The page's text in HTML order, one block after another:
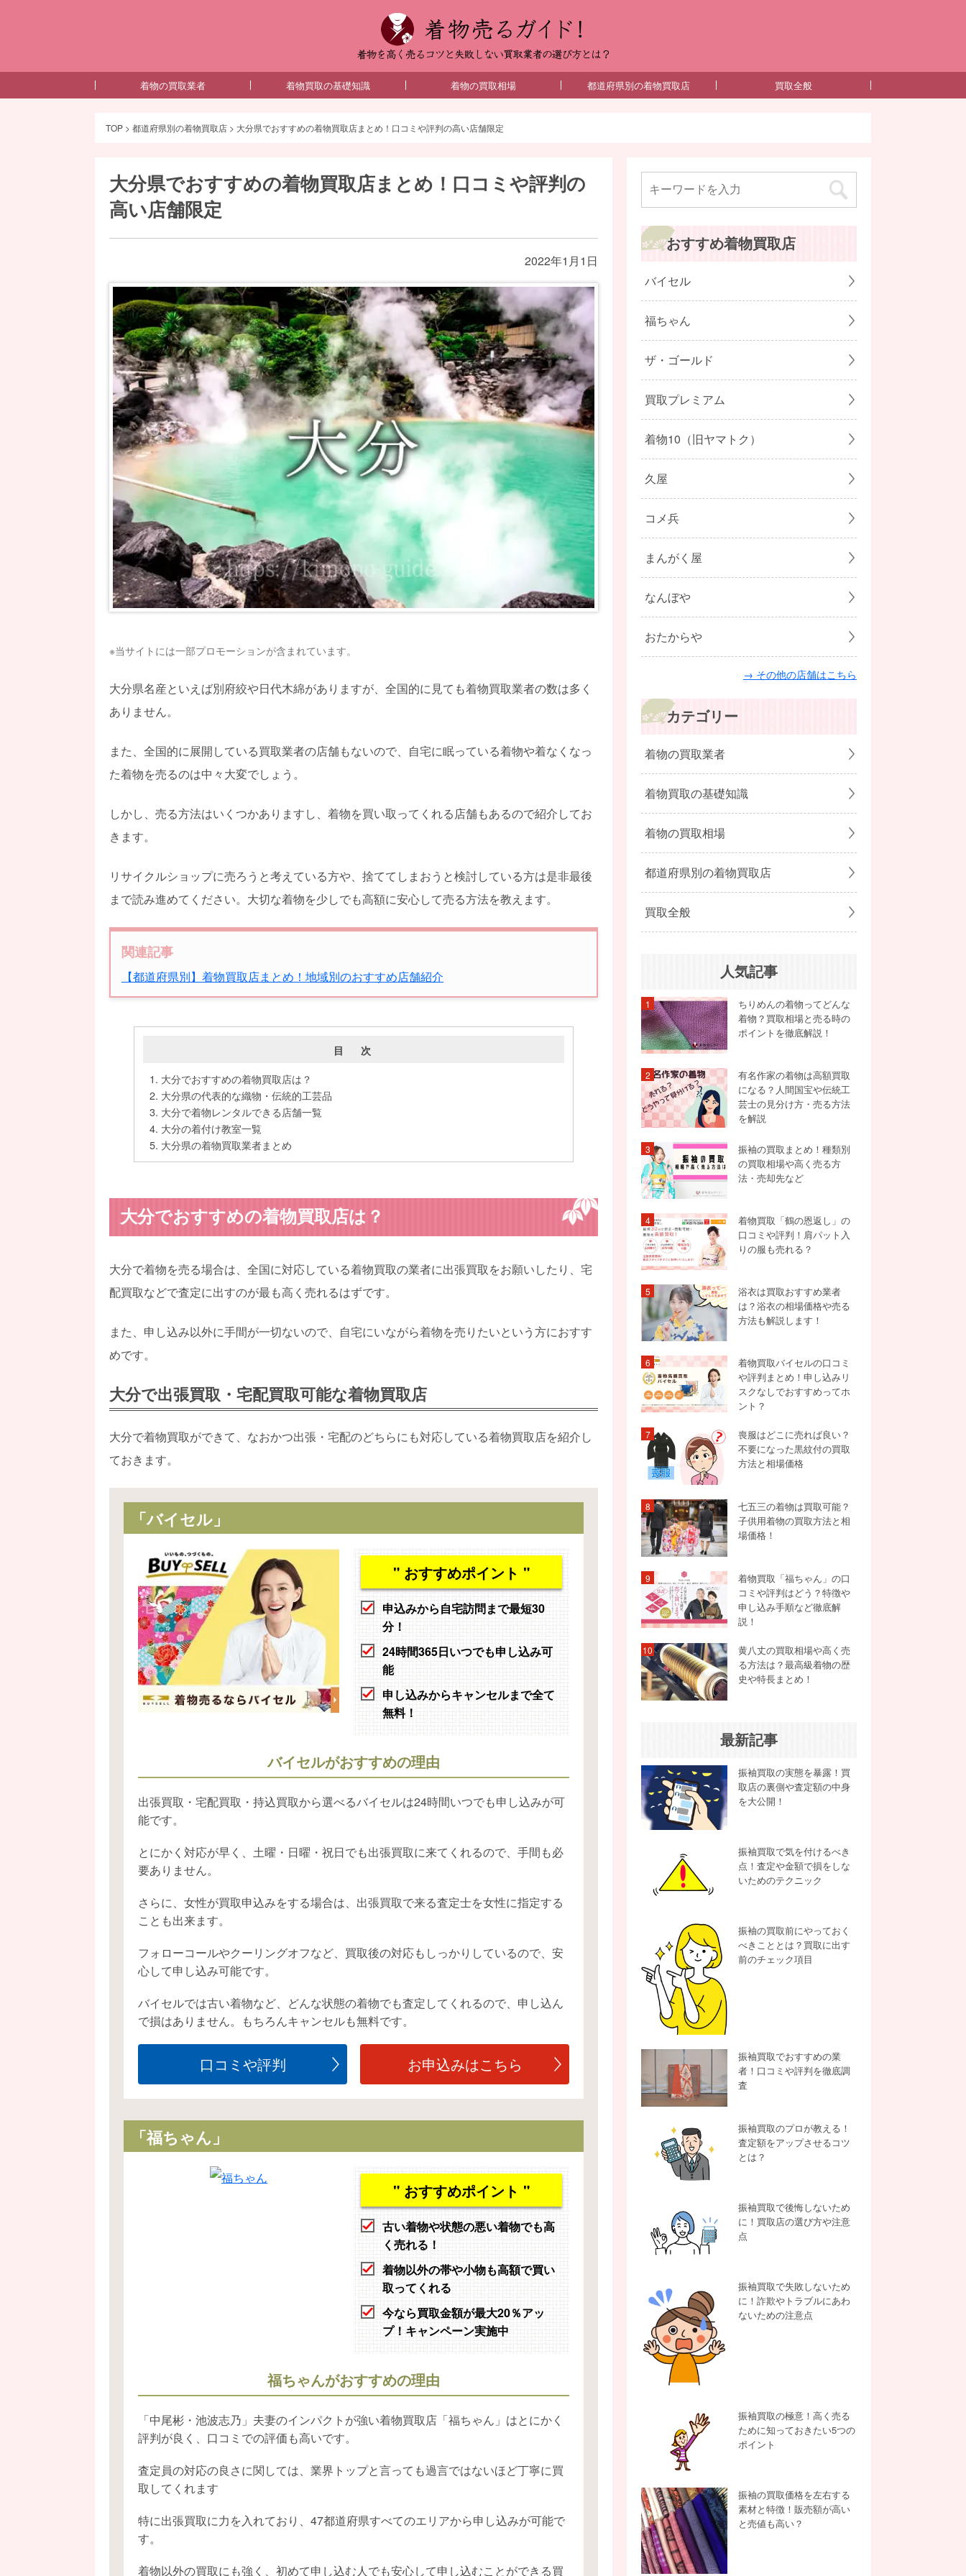
着物の買取業者 着物買取の基礎知識 着物の買取相場 都道府県別の着物買取店 買取全般
TOP > 都道府県別の着物買取店 > 大分県でおすすめの着物買取店まとめ！口コミや評判の高い店舗限定
大分県でおすすめの着物買取店まとめ！口コミや評判の
高い店舗限定
2022年1月1日
※当サイトには一部プロモーションが含まれています。
大分県名産といえば別府絞や日代木綿がありますが、全国的に見ても着物買取業者の数は多く
ありません。
また、全国的に展開している買取業者の店舗もないので、自宅に眠っている着物や着なくなっ
た着物を売るのは中々大変でしょう。
しかし、売る方法はいくつかありますし、着物を買い取ってくれる店舗もあるので紹介してお
きます。
リサイクルショップに売ろうと考えている方や、捨ててしまおうと検討している方は是非最後
まで読み進めてください。大切な着物を少しでも高額に安心して売る方法を教えます。
関連記事
【都道府県別】着物買取店まとめ！地域別のおすすめ店舗紹介
目 次
大分でおすすめの着物買取店は？
大分県の代表的な織物・伝統的工芸品
大分で着物レンタルできる店舗一覧
大分の着付け教室一覧
大分県の着物買取業者まとめ
大分でおすすめの着物買取店は？
大分で着物を売る場合は、全国に対応している着物買取の業者に出張買取をお願いしたり、宅
配買取などで査定に出すのが最も高く売れるはずです。
また、申し込み以外に手間が一切ないので、自宅にいながら着物を売りたいという方におすす
めです。
大分で出張買取・宅配買取可能な着物買取店
大分で着物買取ができて、なおかつ出張・宅配のどちらにも対応している着物買取店を紹介し
ておきます。
「バイセル」
" おすすめポイント "
申込みから自宅訪問まで最短30
分！
24時間365日いつでも申し込み可
能
申し込みからキャンセルまで全て
無料！
バイセルがおすすめの理由
出張買取・宅配買取・持込買取から選べるバイセルは24時間いつでも申し込みが可
能です。
とにかく対応が早く、土曜・日曜・祝日でも出張買取に来てくれるので、手間も必
要ありません。
さらに、女性が買取申込みをする場合は、出張買取で来る査定士を女性に指定する
ことも出来ます。
フォローコールやクーリングオフなど、買取後の対応もしっかりしているので、安
心して申し込み可能です。
バイセルでは古い着物など、どんな状態の着物でも査定してくれるので、申し込ん
で損はありません。もちろんキャンセルも無料です。
口コミや評判 お申込みはこちら
「福ちゃん」
" おすすめポイント "
古い着物や状態の悪い着物でも高
く売れる！
着物以外の帯や小物も高額で買い
取ってくれる
今なら買取金額が最大20％アッ
プ！キャンペーン実施中
福ちゃんがおすすめの理由
「中尾彬・池波志乃」夫妻のインパクトが強い着物買取店「福ちゃん」はとにかく
評判が良く、口コミでの評価も高いです。
査定員の対応の良さに関しては、業界トップと言っても過言ではないほど丁寧に買
取してくれます
特に出張買取に力を入れており、47都道府県すべてのエリアから申し込みが可能で
す。
着物以外の買取にも強く、初めて申し込む人でも安心して申し込むことができる買
おすすめ着物買取店
バイセル
福ちゃん
ザ・ゴールド
買取プレミアム
着物10（旧ヤマトク）
久屋
コメ兵
まんがく屋
なんぼや
おたからや
→ その他の店舗はこちら
カテゴリー
着物の買取業者
着物買取の基礎知識
着物の買取相場
都道府県別の着物買取店
買取全般
人気記事
1
ちりめんの着物ってどんな
着物？買取相場と売る時の
ポイントを徹底解説！
2
有名作家の着物は高額買取
になる？人間国宝や伝統工
芸士の見分け方・売る方法
を解説
3
振袖の買取まとめ！種類別
の買取相場や高く売る方
法・売却先など
4
着物買取「鶴の恩返し」の
口コミや評判！肩パット入
りの服も売れる？
5
浴衣は買取おすすめ業者
は？浴衣の相場価格や売る
方法も解説します！
6
着物買取バイセルの口コミ
や評判まとめ！申し込みリ
スクなしでおすすめってホ
ント？
7
喪服はどこに売れば良い？
不要になった黒紋付の買取
方法と相場価格
8
七五三の着物は買取可能？
子供用着物の買取方法と相
場価格！
9
着物買取「福ちゃん」の口
コミや評判はどう？特徴や
申し込み手順など徹底解
説！
10
黄八丈の買取相場や高く売
る方法は？最高級着物の歴
史や特長まとめ！
最新記事
振袖買取の実態を暴露！買
取店の裏側や査定額の中身
を大公開！
振袖買取で気を付けるべき
点！査定や金額で損をしな
いためのテクニック
振袖の買取前にやっておく
べきこととは？買取に出す
前のチェック項目
振袖買取でおすすめの業
者！口コミや評判を徹底調
査
振袖買取のプロが教える！
査定額をアップさせるコツ
とは？
振袖買取で後悔しないため
に！買取店の選び方や注意
点
振袖買取で失敗しないため
に！詐欺やトラブルにあわ
ないための注意点
振袖買取の極意！高く売る
ために知っておきたい5つの
ポイント
振袖の買取価格を左右する
素材と特徴！販売額が高い
と売値も高い？